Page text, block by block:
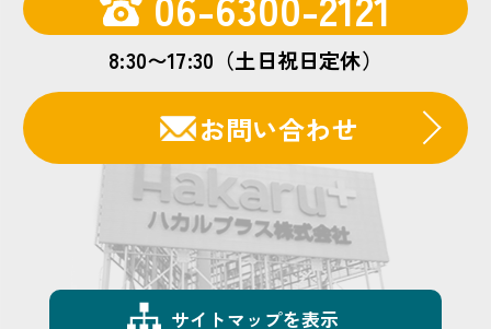
8:30〜17:30（土日祝日定休）
お問い合わせ
サイトマップを表示